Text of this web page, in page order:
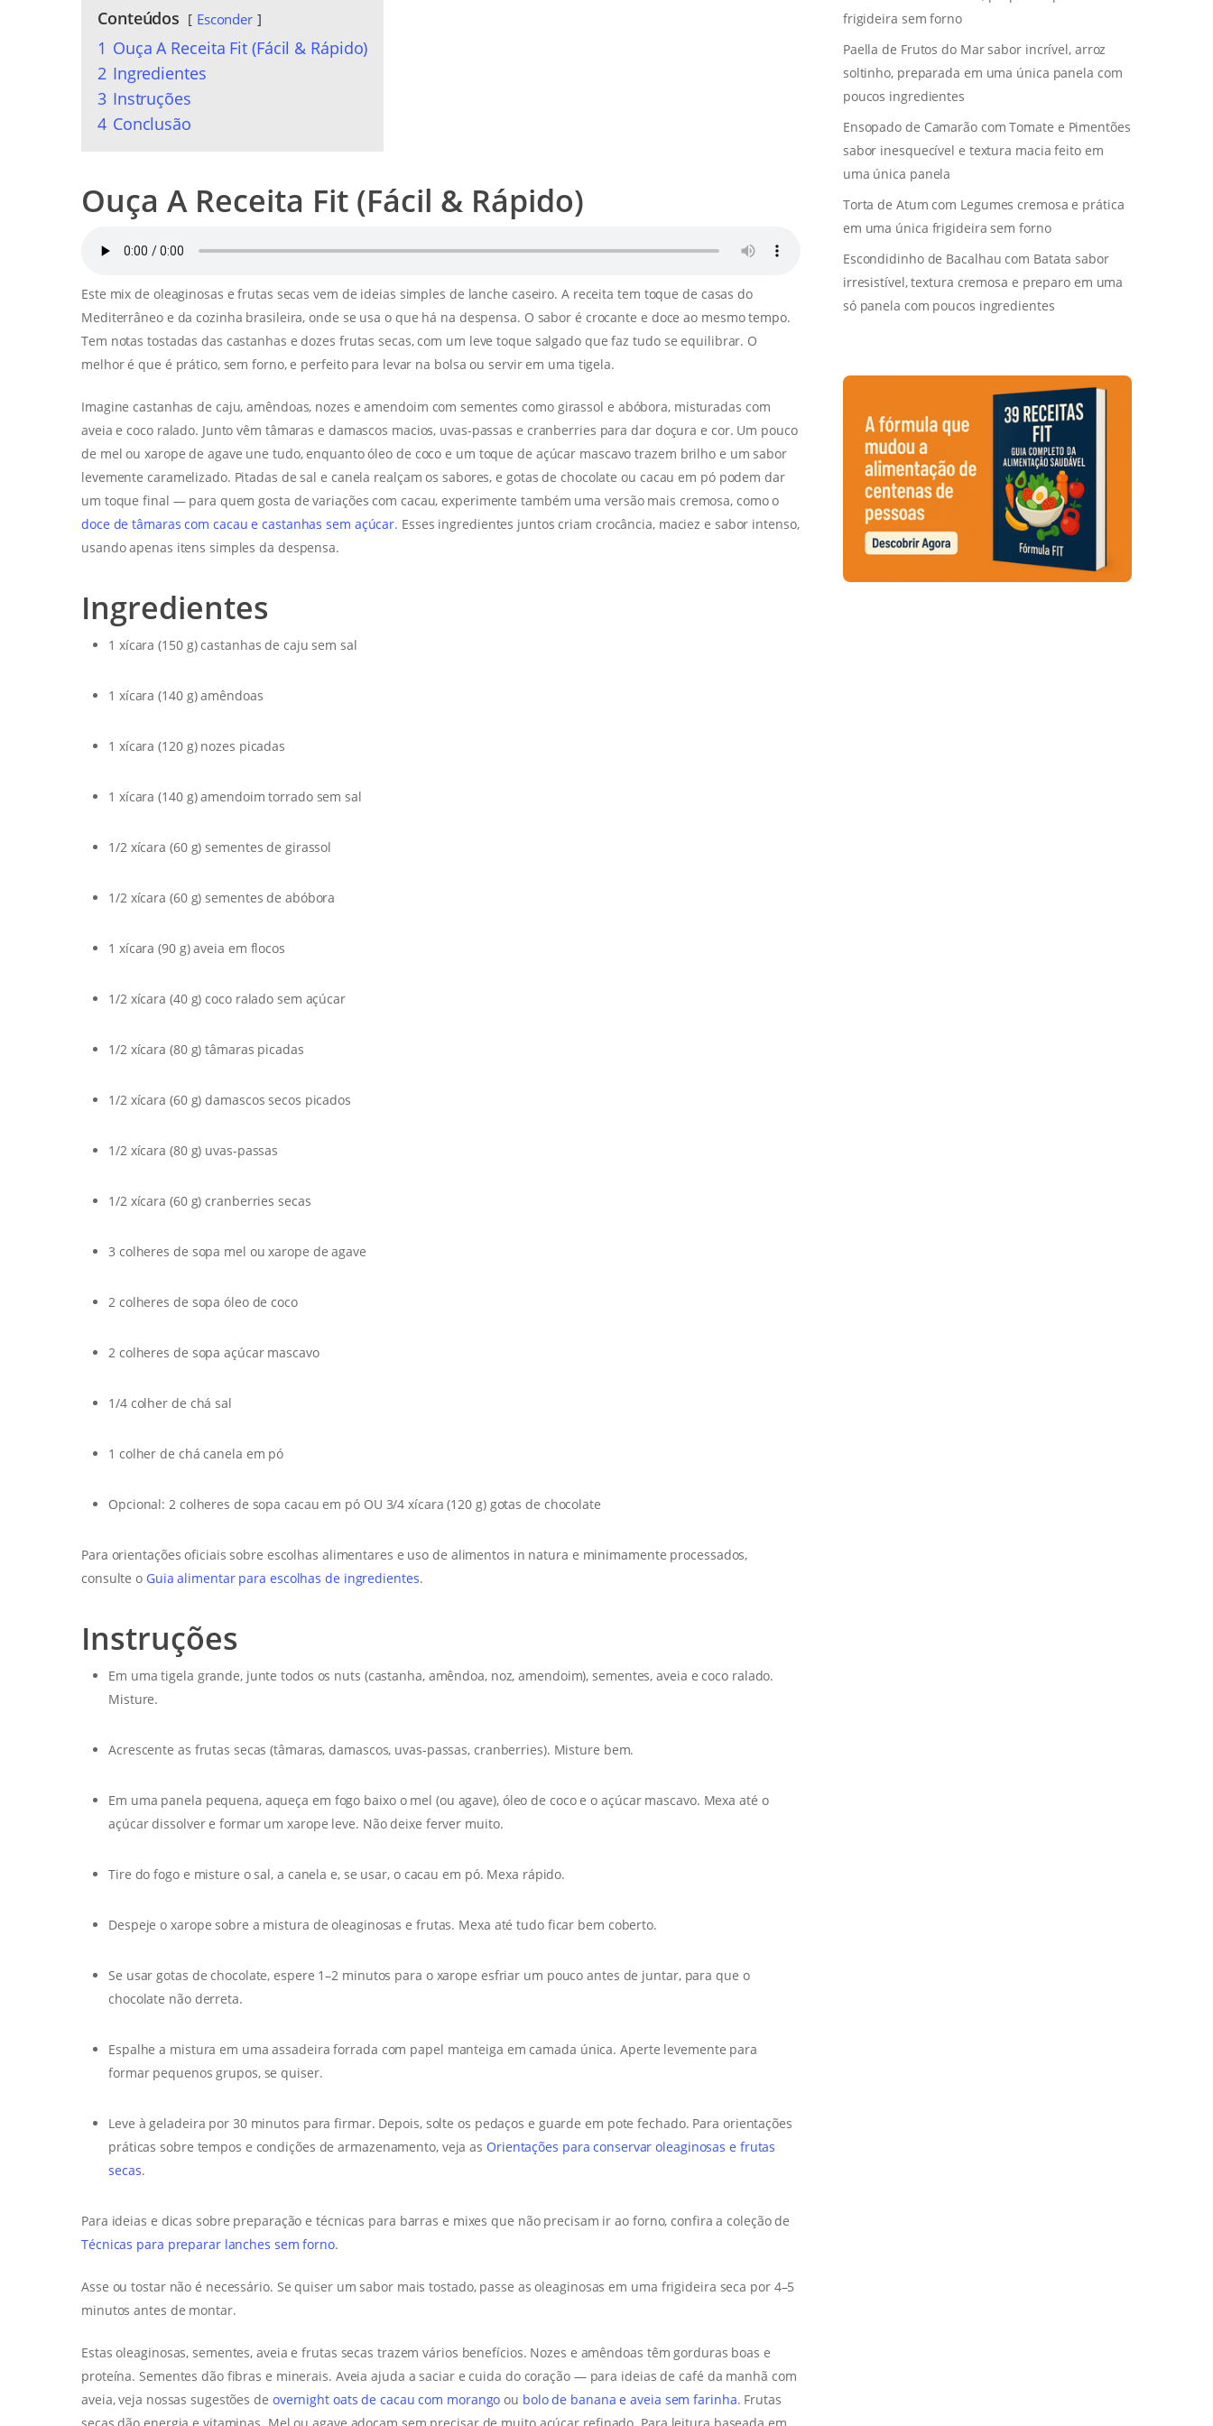
Conteúdos Esconder
1 Ouça A Receita Fit (Fácil & Rápido)
2 Ingredientes
3 Instruções
4 Conclusão
Ouça A Receita Fit (Fácil & Rápido)
Este mix de oleaginosas e frutas secas vem de ideias simples de lanche caseiro. A receita tem toque de casas do
Mediterrâneo e da cozinha brasileira, onde se usa o que há na despensa. O sabor é crocante e doce ao mesmo tempo.
Tem notas tostadas das castanhas e dozes frutas secas, com um leve toque salgado que faz tudo se equilibrar. O
melhor é que é prático, sem forno, e perfeito para levar na bolsa ou servir em uma tigela.
Imagine castanhas de caju, amêndoas, nozes e amendoim com sementes como girassol e abóbora, misturadas com
aveia e coco ralado. Junto vêm tâmaras e damascos macios, uvas-passas e cranberries para dar doçura e cor. Um pouco
de mel ou xarope de agave une tudo, enquanto óleo de coco e um toque de açúcar mascavo trazem brilho e um sabor
levemente caramelizado. Pitadas de sal e canela realçam os sabores, e gotas de chocolate ou cacau em pó podem dar
um toque final — para quem gosta de variações com cacau, experimente também uma versão mais cremosa, como o
doce de tâmaras com cacau e castanhas sem açúcar. Esses ingredientes juntos criam crocância, maciez e sabor intenso,
usando apenas itens simples da despensa.
Ingredientes
1 xícara (150 g) castanhas de caju sem sal
1 xícara (140 g) amêndoas
1 xícara (120 g) nozes picadas
1 xícara (140 g) amendoim torrado sem sal
1/2 xícara (60 g) sementes de girassol
1/2 xícara (60 g) sementes de abóbora
1 xícara (90 g) aveia em flocos
1/2 xícara (40 g) coco ralado sem açúcar
1/2 xícara (80 g) tâmaras picadas
1/2 xícara (60 g) damascos secos picados
1/2 xícara (80 g) uvas-passas
1/2 xícara (60 g) cranberries secas
3 colheres de sopa mel ou xarope de agave
2 colheres de sopa óleo de coco
2 colheres de sopa açúcar mascavo
1/4 colher de chá sal
1 colher de chá canela em pó
Opcional: 2 colheres de sopa cacau em pó OU 3/4 xícara (120 g) gotas de chocolate
Para orientações oficiais sobre escolhas alimentares e uso de alimentos in natura e minimamente processados,
consulte o Guia alimentar para escolhas de ingredientes.
Instruções
Em uma tigela grande, junte todos os nuts (castanha, amêndoa, noz, amendoim), sementes, aveia e coco ralado.
Misture.
Acrescente as frutas secas (tâmaras, damascos, uvas-passas, cranberries). Misture bem.
Em uma panela pequena, aqueça em fogo baixo o mel (ou agave), óleo de coco e o açúcar mascavo. Mexa até o
açúcar dissolver e formar um xarope leve. Não deixe ferver muito.
Tire do fogo e misture o sal, a canela e, se usar, o cacau em pó. Mexa rápido.
Despeje o xarope sobre a mistura de oleaginosas e frutas. Mexa até tudo ficar bem coberto.
Se usar gotas de chocolate, espere 1–2 minutos para o xarope esfriar um pouco antes de juntar, para que o
chocolate não derreta.
Espalhe a mistura em uma assadeira forrada com papel manteiga em camada única. Aperte levemente para
formar pequenos grupos, se quiser.
Leve à geladeira por 30 minutos para firmar. Depois, solte os pedaços e guarde em pote fechado. Para orientações
práticas sobre tempos e condições de armazenamento, veja as Orientações para conservar oleaginosas e frutas
secas.
Para ideias e dicas sobre preparação e técnicas para barras e mixes que não precisam ir ao forno, confira a coleção de
Técnicas para preparar lanches sem forno.
Asse ou tostar não é necessário. Se quiser um sabor mais tostado, passe as oleaginosas em uma frigideira seca por 4–5
minutos antes de montar.
Estas oleaginosas, sementes, aveia e frutas secas trazem vários benefícios. Nozes e amêndoas têm gorduras boas e
proteína. Sementes dão fibras e minerais. Aveia ajuda a saciar e cuida do coração — para ideias de café da manhã com
aveia, veja nossas sugestões de overnight oats de cacau com morango ou bolo de banana e aveia sem farinha. Frutas
frigideira sem forno
Paella de Frutos do Mar sabor incrível, arroz
soltinho, preparada em uma única panela com
poucos ingredientes
Ensopado de Camarão com Tomate e Pimentões
sabor inesquecível e textura macia feito em
uma única panela
Torta de Atum com Legumes cremosa e prática
em uma única frigideira sem forno
Escondidinho de Bacalhau com Batata sabor
irresistível, textura cremosa e preparo em uma
só panela com poucos ingredientes